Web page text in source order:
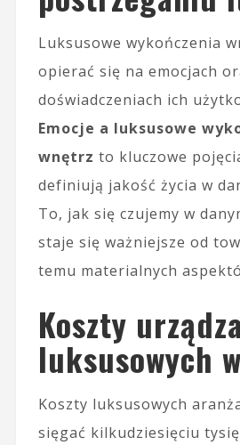
Luksusowe wykończenia
opierać się na emocjach
doświadczeniach ich
Emocje a luksusowe
wnętrz to kluczowe
definiują jakość życia w
To, jak się czujemy w
staje się ważniejsze od
temu materialnych
Koszty
luksusowych
Koszty luksusowych
sięgać kilkudziesięciu